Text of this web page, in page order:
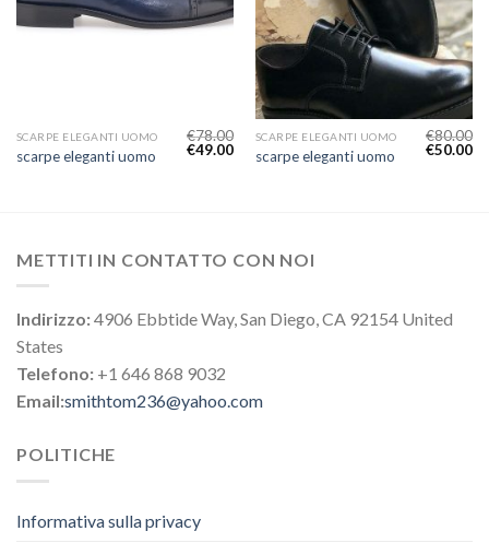
SCARPE ELEGANTI UOMO
scarpe eleganti uomo
€78.00
€49.00
SCARPE ELEGANTI UOMO
scarpe eleganti uomo
€80.00
€50.00
METTITI IN CONTATTO CON NOI
Indirizzo:4906 Ebbtide Way, San Diego, CA 92154 United
States
Telefono: +1 646 868 9032
Email:smithtom236@yahoo.com
POLITICHE
Informativa sulla privacy